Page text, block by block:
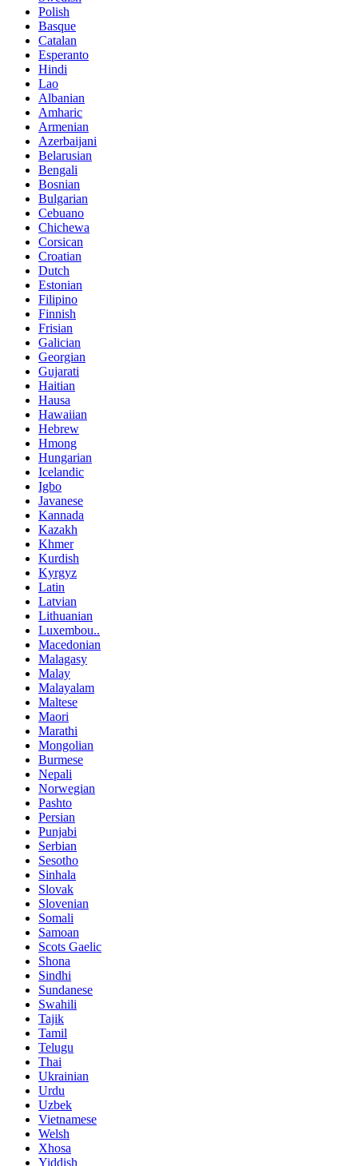
Polish
Basque
Catalan
Esperanto
Hindi
Lao
Albanian
Amharic
Armenian
Azerbaijani
Belarusian
Bengali
Bosnian
Bulgarian
Cebuano
Chichewa
Corsican
Croatian
Dutch
Estonian
Filipino
Finnish
Frisian
Galician
Georgian
Gujarati
Haitian
Hausa
Hawaiian
Hebrew
Hmong
Hungarian
Icelandic
Igbo
Javanese
Kannada
Kazakh
Khmer
Kurdish
Kyrgyz
Latin
Latvian
Lithuanian
Luxembou..
Macedonian
Malagasy
Malay
Malayalam
Maltese
Maori
Marathi
Mongolian
Burmese
Nepali
Norwegian
Pashto
Persian
Punjabi
Serbian
Sesotho
Sinhala
Slovak
Slovenian
Somali
Samoan
Scots Gaelic
Shona
Sindhi
Sundanese
Swahili
Tajik
Tamil
Telugu
Thai
Ukrainian
Urdu
Uzbek
Vietnamese
Welsh
Xhosa
Yiddish